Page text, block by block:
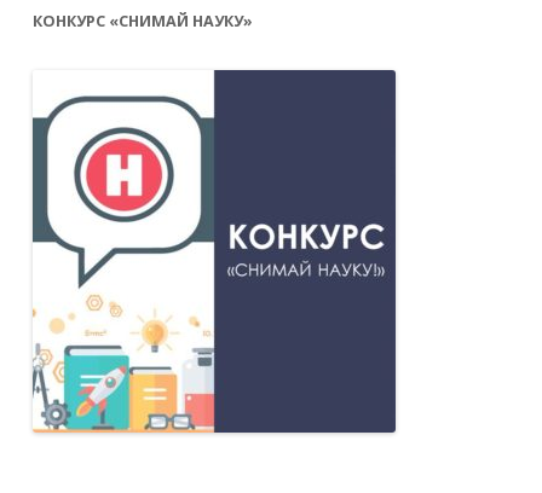
КОНКУРС «СНИМАЙ НАУКУ»